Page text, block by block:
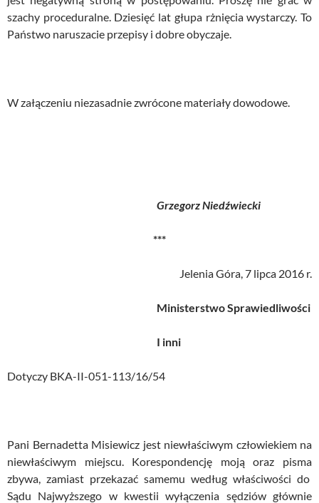
szachy proceduralne. Dziesięć lat głupa rżnięcia wystarczy. To
Państwo naruszacie przepisy i dobre obyczaje.
W załączeniu niezasadnie zwrócone materiały dowodowe.
Grzegorz Niedźwiecki
***
Jelenia Góra, 7 lipca 2016 r.
Ministerstwo Sprawiedliwości
I inni
Dotyczy BKA-II-051-113/16/54
Pani Bernadetta Misiewicz jest niewłaściwym człowiekiem na
niewłaściwym miejscu. Korespondencję moją oraz pisma
zbywa, zamiast przekazać samemu według właściwości do
Sądu Najwyższego w kwestii wyłączenia sędziów głównie